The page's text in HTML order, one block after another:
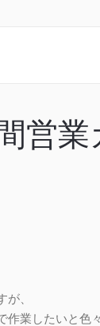
営
、
業したいと色